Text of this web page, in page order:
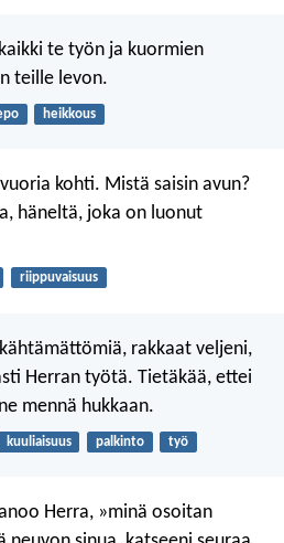
te työn ja kuormien
teille levon.
heikkous
kohti. Mistä saisin avun?
häneltä, joka on luonut
riippuvaisuus
rakkaat veljeni,
Herran työtä. Tietäkää, ettei
mennä hukkaan.
kuuliaisuus palkinto työ
Herra, »minä osoitan